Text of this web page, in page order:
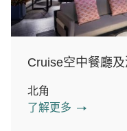
Cruise空中餐廳
北角
了解更多